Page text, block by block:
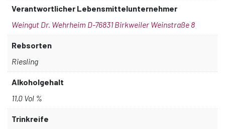
Verantwortlicher Lebensmittelunternehmer
Weingut Dr. Wehrheim D-76831 Birkweiler Weinstraße 8
Rebsorten
Riesling
Alkoholgehalt
11,0 Vol %
Trinkreife